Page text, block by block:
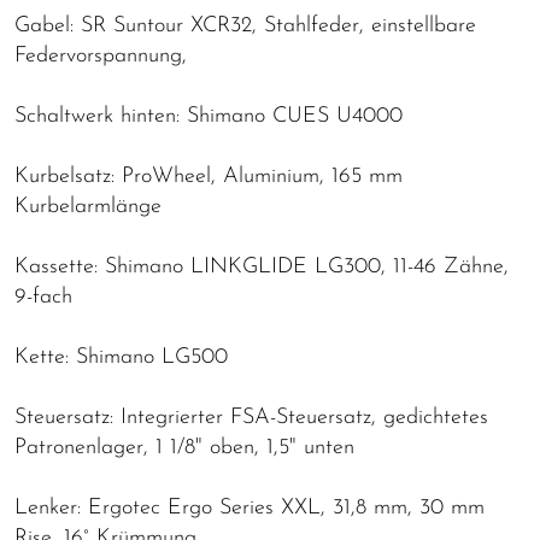
Gabel: SR Suntour XCR32, Stahlfeder, einstellbare
Federvorspannung,
Schaltwerk hinten: Shimano CUES U4000
Kurbelsatz: ProWheel, Aluminium, 165 mm
Kurbelarmlänge
Kassette: Shimano LINKGLIDE LG300, 11-46 Zähne,
9-fach
Kette: Shimano LG500
Steuersatz: Integrierter FSA-Steuersatz, gedichtetes
Patronenlager, 1 1/8" oben, 1,5" unten
Lenker: Ergotec Ergo Series XXL, 31,8 mm, 30 mm